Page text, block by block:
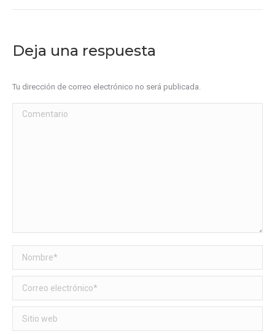
Deja una respuesta
Tu dirección de correo electrónico no será publicada.
Comentario
Nombre *
Correo electrónico *
Sitio web